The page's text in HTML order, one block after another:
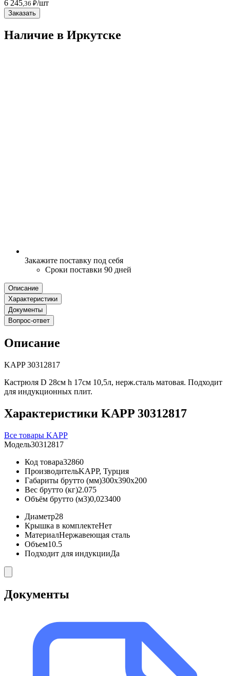
6 245 ,36 ₽/шт
Заказать
Наличие в Иркутскe
Закажите поставку под себя
Сроки поставки 90 дней
Описание
Характеристики
Документы
Вопрос-ответ
Описание
KAPP 30312817
Кастрюля D 28см h 17см 10,5л, нерж.сталь матовая. Подходит
для индукционных плит.
Характеристики KAPP 30312817
Все товары KAPP
Модель30312817
Код товара32860
ПроизводительKAPP, Турция
Габариты брутто (мм)300x390x200
Вес брутто (кг)2.075
Объём брутто (м3)0,023400
Диаметр28
Крышка в комплектеНет
МатериалНержавеющая сталь
Объем10.5
Подходит для индукцииДа
Документы